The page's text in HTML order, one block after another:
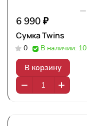
6 990 ₽
Сумка Twins
0 В наличии: 10
В корзину